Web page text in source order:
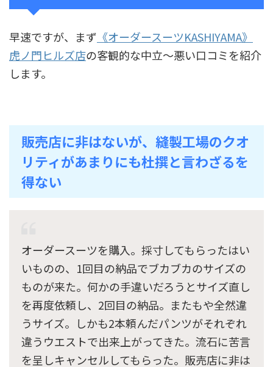
早速ですが、まず 《オーダースーツKASHIYAMA》
虎ノ門ヒルズ店の客観的な中立〜悪い口コミを紹介
します。
販売店に非はないが、縫製工場のクオ
リティがあまりにも杜撰と言わざるを
得ない
オーダースーツを購入。採寸してもらったはい
いものの、1回目の納品でブカブカのサイズの
ものが来た。何かの手違いだろうとサイズ直し
を再度依頼し、2回目の納品。またもや全然違
うサイズ。しかも2本頼んだパンツがそれぞれ
違うウエストで出来上がってきた。流石に苦言
を呈しキャンセルしてもらった。販売店に非は